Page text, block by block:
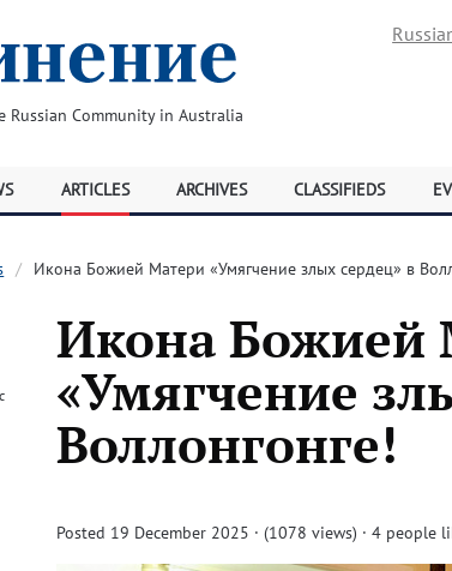
Russian Community in Australia
ARTICLES ARCHIVES CLASSIFIEDS
Икона Божией Матери «Умягчение злых сердец» в
Икона Божией
«Умягчение
Воллонгонге!
Posted 19 December 2025 · (1078 views) · 4 people